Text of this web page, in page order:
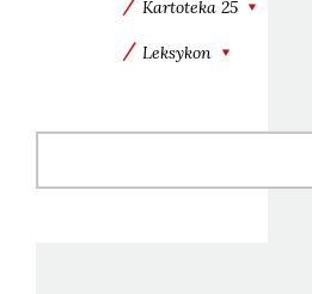
Kartoteka 25
Leksykon